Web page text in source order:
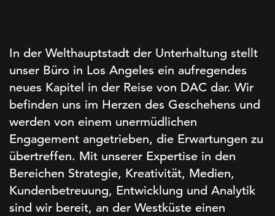
In der Welthauptstadt der Unterhaltung stellt
unser Büro in Los Angeles ein aufregendes
neues Kapitel in der Reise von DAC dar. Wir
befinden uns im Herzen des Geschehens und
werden von einem unermüdlichen
Engagement angetrieben, die Erwartungen zu
übertreffen. Mit unserer Expertise in den
Bereichen Strategie, Kreativität, Medien,
Kundenbetreuung, Entwicklung und Analytik
sind wir bereit, an der Westküste einen